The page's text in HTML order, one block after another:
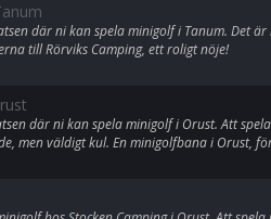
där ni kan spela minigolf i Tanum. Det
till Rörviks Camping, ett roligt nöje!
där ni kan spela minigolf i Orust. Att
men väldigt kul. En minigolfbana i Orust,